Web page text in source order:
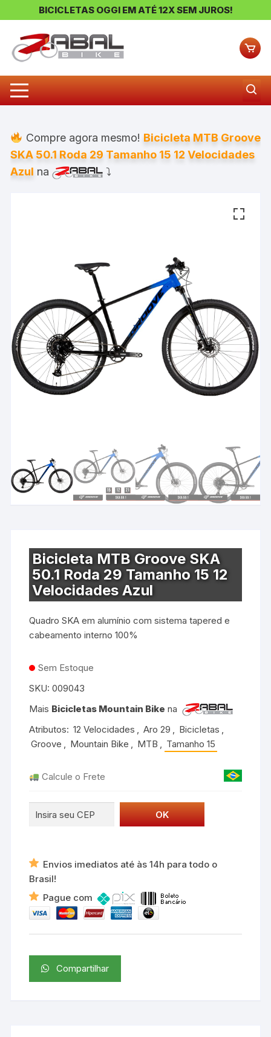
BICICLETAS OGGI EM ATÉ 12X SEM JUROS!
Compre agora mesmo! Bicicleta MTB Groove
SKA 50.1 Roda 29 Tamanho 15 12 Velocidades
Azul na ⤵
Bicicleta MTB Groove SKA
50.1 Roda 29 Tamanho 15 12
Velocidades Azul
Quadro SKA em alumínio com sistema tapered e
cabeamento interno 100%
Sem Estoque
SKU:009043
Mais Bicicletas Mountain Bike na
Atributos: 12 Velocidades , Aro 29 , Bicicletas ,
Groove , Mountain Bike , MTB , Tamanho 15
Calcule o Frete
Envios imediatos até às 14h para todo o
Brasil!
Pague com
Compartilhar